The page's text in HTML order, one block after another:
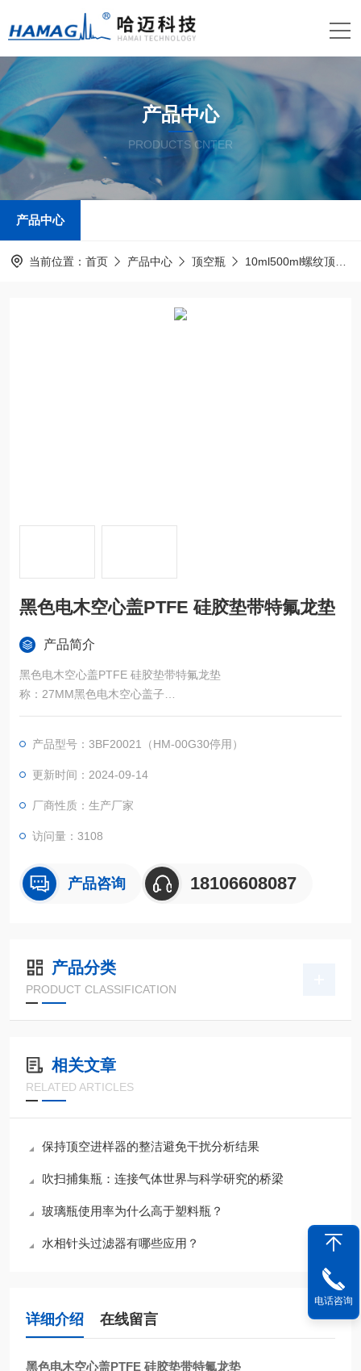
产品中心
PRODUCTS CNTER
产品中心
当前位置： 首页 产品中心 顶空瓶 10ml500ml螺纹顶空取样瓶
黑色电木空心盖PTFE 硅胶垫带特氟龙垫
产品简介
黑色电木空心盖PTFE 硅胶垫带特氟龙垫
称：27MM黑色电木空心盖子
水质检测用色谱仪进样盖垫;货号：3BF20021（旧 HM-00G30 停
1、能承受高0.45Mpad的瓶内压力。
2、顶空瓶、瓶盖、密封垫均采用200℃高温灭菌
特点，在样品加高温时不会对样品造成二次污染。
产品型号：3BF20021（HM-00G30停用）
更新时间：2024-09-14
厂商性质：生产厂家
访问量：3108
产品咨询 18106608087
产品分类
PRODUCT CLASSIFICATION
相关文章
RELATED ARTICLES
保持顶空进样器的整洁避免干扰分析结果
吹扫捕集瓶：连接气体世界与科学研究的桥梁
玻璃瓶使用率为什么高于塑料瓶？
水相针头过滤器有哪些应用？
详细介绍 在线留言
黑色电木空心盖PTFE 硅胶垫带特氟龙垫
电话咨询